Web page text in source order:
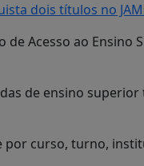
dois títulos no
Acesso ao Ensino
de ensino
curso, turno,